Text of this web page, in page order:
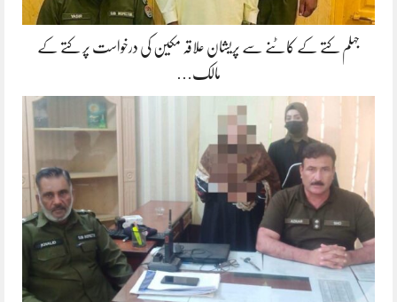
جہلم کتے کے کاٹنے سے پریشان علاقہ مکین کی درخواست پر کتے کے
مالک…